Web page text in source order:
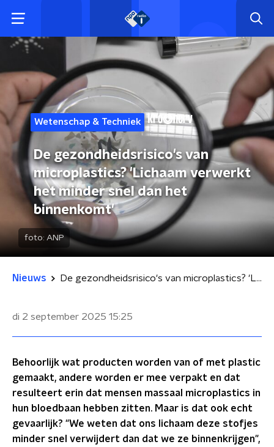
Wetenschap & Techniek
De gezondheidsrisico's van
microplastics? 'Lichaam verwerkt
het minder snel dan het
binnenkomt'
foto: ANP
Nieuws De gezondheidsrisico's van microplastics? 'Lichaam verwerkt het minder snel dan het binnenkomt'
di 2 september 2025 15:25
Behoorlijk wat producten worden van of met plastic
gemaakt, andere worden er mee verpakt en dat
resulteert erin dat mensen massaal microplastics in
hun bloedbaan hebben zitten. Maar is dat ook echt
gevaarlijk? "We weten dat ons lichaam deze stofjes
minder snel verwijdert dan dat we ze binnenkrijgen",